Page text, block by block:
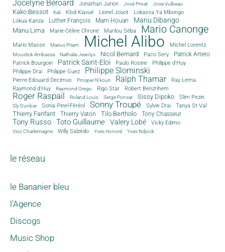
Jocelyne Béroard Jonathan Jurion José Privat Jose Vulbeau
Kako Bessot Kali Klod Kiavué Lionel Jouot
Lokassa Ya Mbongo
Lokua Kanza
Luther François Mam Houari Manu Dibango
Manu Lima Marie-Céline Chroné Marilou Séba Mario Canonge
Mario Masse Marius Priam Michel Alibo Michel Lorentz
Moustick Ambassa Nathalie Jeanlys Nicol Bernard Paco Sery
Patrick Artero
Patrick Bourgoin
Patrick Saint-Eloi Paulo Rosine
Philippe d'Huy
Philippe Drai
Philippe Guez Philippe Slominski
Pierre-Edouard Decimus Prosper N'kouri Ralph Thamar
Ray Lema
Raymond d'Huy
Raymond Grego Rigo Star Robert Benzrihem
Roger Raspail Roland Louis Serge Ponsar Sissy Dipoko Slim Pezin
Sly Dunbar Sonia Pinel-Féréol Sonny Troupé Sylvie Drai Tanya St-Val
Thierry Fanfant Thierry Vaton Tilo Bertholo Tony Chasseur
Tony Russo Toto Guillaume Valery Lobé Vicky Edimo
Vico Charlemagne Willy Salzédo Yves Honoré Yves Ndjock
le réseau
le Bananier bleu
l'Agence
Discogs
Music Shop